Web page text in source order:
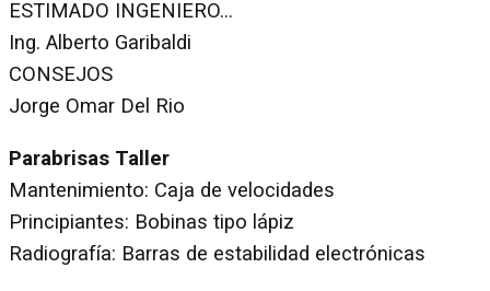
ESTIMADO INGENIERO...
Ing. Alberto Garibaldi
CONSEJOS
Jorge Omar Del Rio
Parabrisas Taller
Mantenimiento: Caja de velocidades
Principiantes: Bobinas tipo lápiz
Radiografía: Barras de estabilidad electrónicas